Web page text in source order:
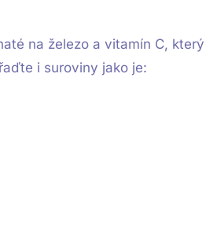
na železo a vitamín C,
i suroviny jako je: